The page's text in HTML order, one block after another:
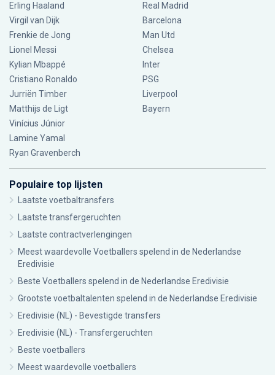
Erling Haaland
Virgil van Dijk
Frenkie de Jong
Lionel Messi
Kylian Mbappé
Cristiano Ronaldo
Jurriën Timber
Matthijs de Ligt
Vinícius Júnior
Lamine Yamal
Ryan Gravenberch
Real Madrid
Barcelona
Man Utd
Chelsea
Inter
PSG
Liverpool
Bayern
Populaire top lijsten
Laatste voetbaltransfers
Laatste transfergeruchten
Laatste contractverlengingen
Meest waardevolle Voetballers spelend in de Nederlandse
Eredivisie
Beste Voetballers spelend in de Nederlandse Eredivisie
Grootste voetbaltalenten spelend in de Nederlandse Eredivisie
Eredivisie (NL) - Bevestigde transfers
Eredivisie (NL) - Transfergeruchten
Beste voetballers
Meest waardevolle voetballers